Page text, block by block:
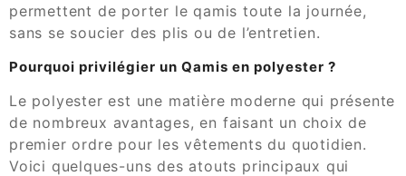
permettent de porter le qamis toute la journée,
sans se soucier des plis ou de l’entretien.
Pourquoi privilégier un Qamis en polyester ?
Le polyester est une matière moderne qui présente
de nombreux avantages, en faisant un choix de
premier ordre pour les vêtements du quotidien.
Voici quelques-uns des atouts principaux qui